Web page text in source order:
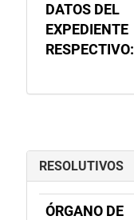
DATOS DEL
EXPEDIENTE
RESPECTIVO:
RESOLUTIVOS
ÓRGANO DE